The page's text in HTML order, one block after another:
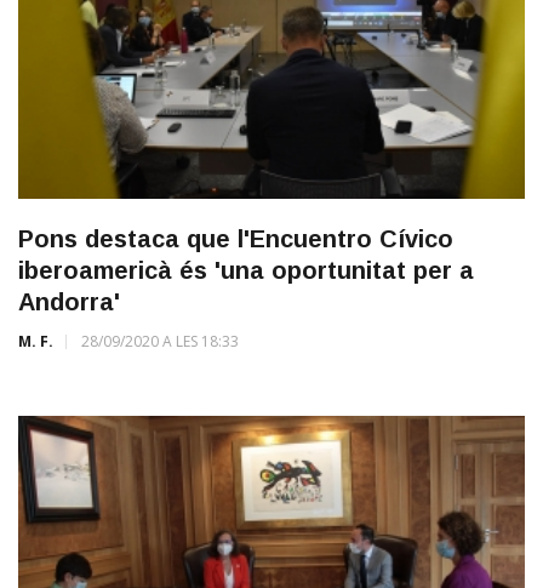
Pons destaca que l'Encuentro Cívico
iberoamericà és 'una oportunitat per a
Andorra'
M. F. 28/09/2020 A LES 18:33